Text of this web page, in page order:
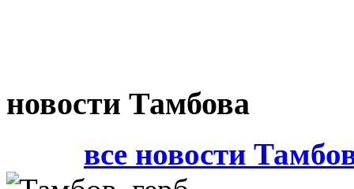
новости Тамбова
все новости